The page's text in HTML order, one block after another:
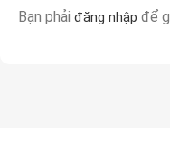
Bạn phải đăng nhập để